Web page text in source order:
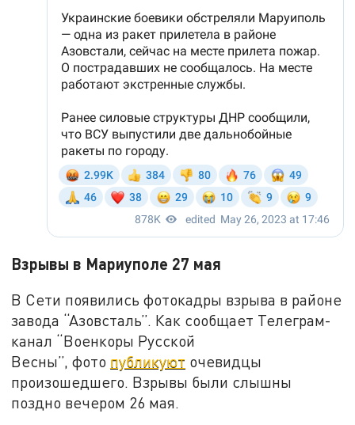
Взрывы в Мариуполе 27 мая
В Сети появились фотокадры взрыва в районе
завода “Азовсталь”. Как сообщает Телеграм-
канал “Военкоры Русской
Весны”, фото публикуют очевидцы
произошедшего. Взрывы были слышны
поздно вечером 26 мая.